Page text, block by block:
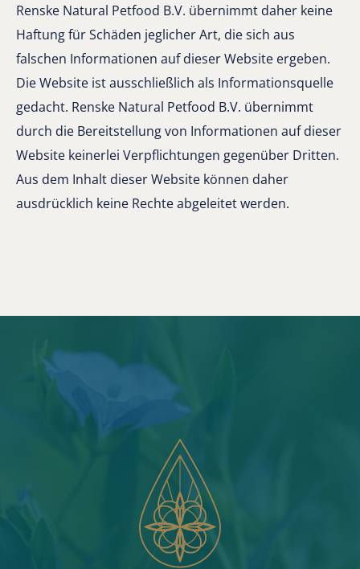
Renske Natural Petfood B.V. übernimmt daher keine
Haftung für Schäden jeglicher Art, die sich aus
falschen Informationen auf dieser Website ergeben.
Die Website ist ausschließlich als Informationsquelle
gedacht. Renske Natural Petfood B.V. übernimmt
durch die Bereitstellung von Informationen auf dieser
Website keinerlei Verpflichtungen gegenüber Dritten.
Aus dem Inhalt dieser Website können daher
ausdrücklich keine Rechte abgeleitet werden.